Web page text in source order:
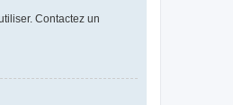
Contactez un